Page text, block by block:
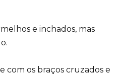
e inchados, mas
com os braços cruzados e